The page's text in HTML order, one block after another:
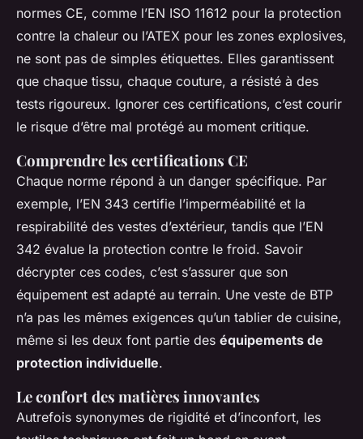
normes CE, comme l’EN ISO 11612 pour la protection
contre la chaleur ou l’ATEX pour les zones explosives,
ne sont pas de simples étiquettes. Elles garantissent
que chaque tissu, chaque couture, a résisté à des
tests rigoureux. Ignorer ces certifications, c’est courir
le risque d’être mal protégé au moment critique.
Comprendre les certifications CE
Chaque norme répond à un danger spécifique. Par
exemple, l’EN 343 certifie l’imperméabilité et la
respirabilité des vestes d’extérieur, tandis que l’EN
342 évalue la protection contre le froid. Savoir
décrypter ces codes, c’est s’assurer que son
équipement est adapté au terrain. Une veste de BTP
n’a pas les mêmes exigences qu’un tablier de cuisine,
même si les deux font partie des équipements de
protection individuelle.
Le confort des matières innovantes
Autrefois synonymes de rigidité et d’inconfort, les